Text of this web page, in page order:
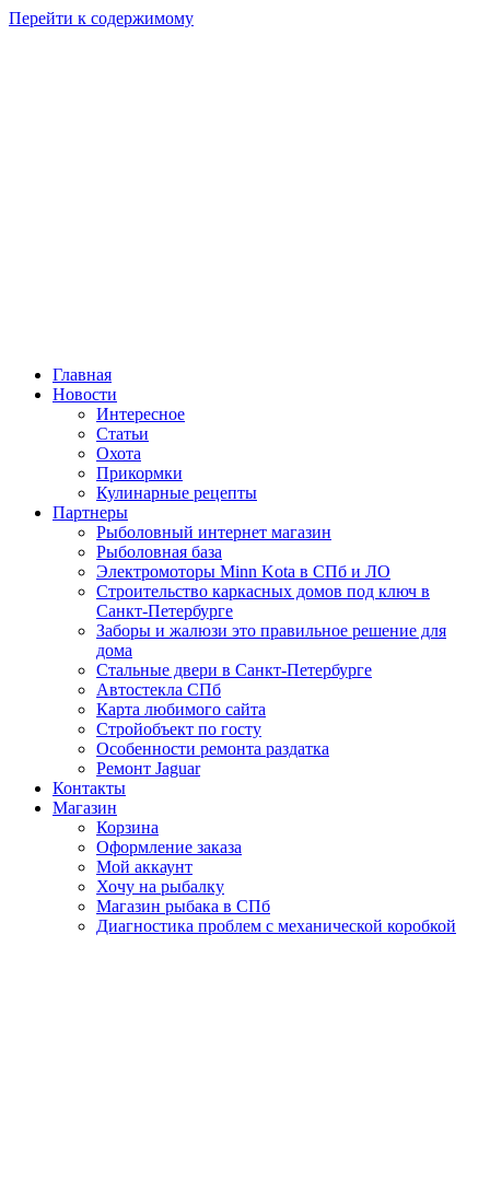
Перейти к содержимому
Главная
Новости
Интересное
Статьи
Охота
Прикормки
Кулинарные рецепты
Партнеры
Рыболовный интернет магазин
Рыболовная база
Электромоторы Minn Kota в СПб и ЛО
Строительство каркасных домов под ключ в
Санкт-Петербурге
Заборы и жалюзи это правильное решение для
дома
Стальные двери в Санкт-Петербурге
Автостекла СПб
Карта любимого сайта
Стройобъект по госту
Особенности ремонта раздатка
Ремонт Jaguar
Контакты
Магазин
Корзина
Оформление заказа
Мой аккаунт
Хочу на рыбалку
Магазин рыбака в СПб
Диагностика проблем с механической коробкой